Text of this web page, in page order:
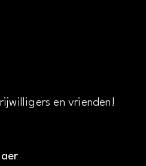
en vrienden!